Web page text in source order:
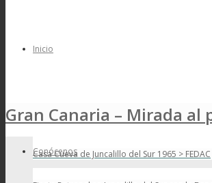
Inicio
Conócenos
Gran Canaria – Mirada al
Casa Cueva de Juncalillo del Sur 1965 > FEDAC